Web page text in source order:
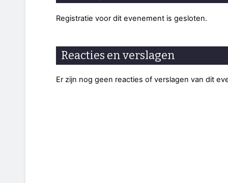
Registratie voor dit evenement is gesloten.
Reacties en verslagen
Er zijn nog geen reacties of verslagen van dit